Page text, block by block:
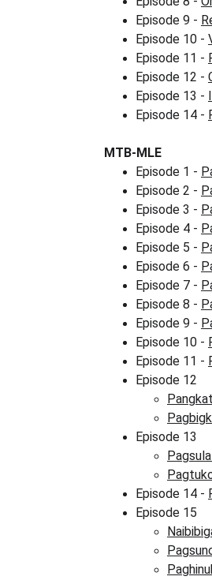
Episode 9 -
Episode 10 -
Episode 11 -
Episode 12 -
Episode 13 -
Episode 14 -
MTB-MLE
Episode 1 -
Episode 2 -
Episode 3 -
Episode 4 -
Episode 5 -
Episode 6 -
Episode 7 -
Episode 8 -
Episode 9 -
Episode 10 -
Episode 11 -
Episode 12
Episode 13
Episode 14 -
Episode 15